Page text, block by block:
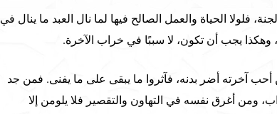
فلولا الحياة والعمل الصالح فيها لما نال العبد ما ينال في
وهكذا يجب أن تكون، لا سببًا في خراب الآخرة.
آخرته أضر بدنه، فآثروا ما يبقى على ما يفنى. فمن جد
ومن أغرق نفسه في التهاون والتقصير فلا يلومن إلا